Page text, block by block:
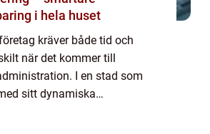
i hela huset
kräver både tid och
när det kommer till
I en stad som
sitt dynamiska